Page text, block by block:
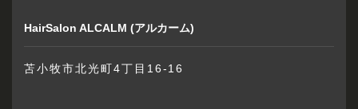
HairSalon ALCALM (アルカーム)
苫小牧市北光町4丁目16-16